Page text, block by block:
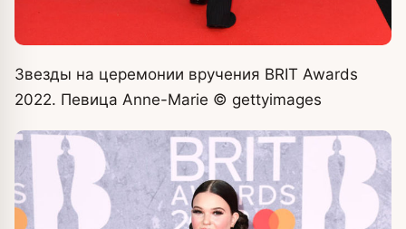
Звезды на церемонии вручения BRIT Awards
2022. Певица Anne-Marie © gettyimages